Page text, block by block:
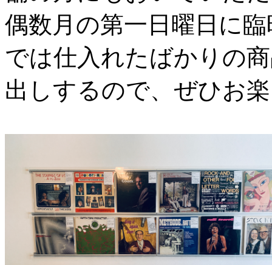
偶数月の第一日曜日に
では仕入れたばかりの
出しするので、ぜひお